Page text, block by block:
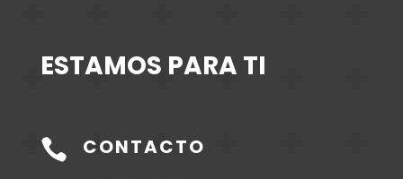
ESTAMOS PARA TI
 CONTACTO